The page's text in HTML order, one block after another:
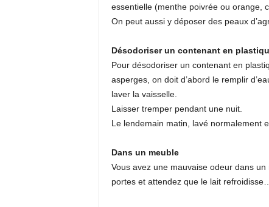
essentielle (menthe poivrée ou orange,
On peut aussi y déposer des peaux
Désodoriser un contenant en
Pour désodoriser un contenant en
asperges, on doit d’abord le remplir
laver la vaisselle.
Laisser tremper pendant une nuit.
Le lendemain matin, lavé normalement
Dans un meuble
Vous avez une mauvaise odeur dans
portes et attendez que le lait